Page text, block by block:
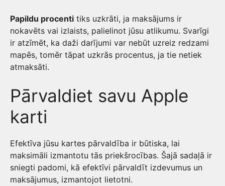
Papildu procenti tiks uzkrāti, ja maksājums ir
nokavēts vai izlaists, palielinot jūsu atlikumu. Svarīgi
ir atzīmēt, ka daži darījumi var nebūt uzreiz redzami
mapēs, tomēr tāpat uzkrās procentus, ja tie netiek
atmaksāti.
Pārvaldiet savu Apple
karti
Efektīva jūsu kartes pārvaldība ir būtiska, lai
maksimāli izmantotu tās priekšrocības. Šajā sadaļā ir
sniegti padomi, kā efektīvi pārvaldīt izdevumus un
maksājumus, izmantojot lietotni.